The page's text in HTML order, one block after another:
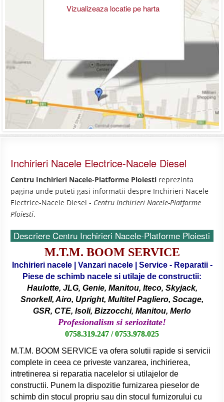
Vizualizeaza locatie pe harta
Inchirieri Nacele Electrice-Nacele Diesel
Centru Inchirieri Nacele-Platforme Ploiesti reprezinta
pagina unde puteti gasi informatii despre Inchirieri Nacele
Electrice-Nacele Diesel - Centru Inchirieri Nacele-Platforme
Ploiesti.
Descriere Centru Inchirieri Nacele-Platforme Ploiesti
M.T.M. BOOM SERVICE
Inchirieri nacele | Vanzari nacele | Service - Reparatii -
Piese de schimb nacele si utilaje de constructii:
Haulotte, JLG, Genie, Manitou, Iteco, Skyjack,
Snorkell, Airo, Upright, Multitel Pagliero, Socage,
GSR, CTE, Isoli, Bizzocchi, Manitou, Merlo
Profesionalism si seriozitate!
0758.319.247 / 0753.978.025
M.T.M. BOOM SERVICE va ofera solutii rapide si servicii
complete in ceea ce priveste vanzarea, inchirierea,
intretinerea si reparatia nacelelor si utilajelor de
constructii. Punem la dispozitie furnizarea pieselor de
schimb din stocul propriu sau din stocul furnizorului cu